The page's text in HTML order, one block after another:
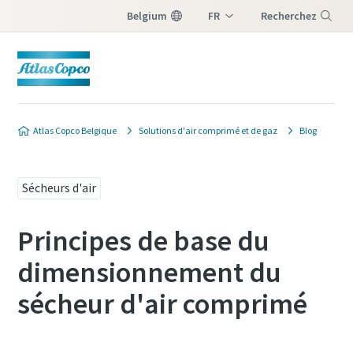
Belgium FR Recherchez
Atlas Copco Belgique Solutions d'air comprimé et de gaz Blog
Sécheurs d'air
Principes de base du
dimensionnement du
sécheur d'air comprimé